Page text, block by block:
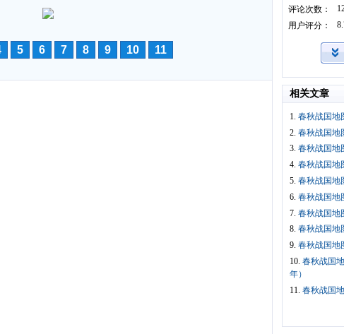
5 6 7 8 9 10 11
评论次数：
用户评分：
相关文章
1. 春秋战国地
2. 春秋战国地
3. 春秋战国地
4. 春秋战国地
5. 春秋战国地
6. 春秋战国地
7. 春秋战国地
8. 春秋战国地
9. 春秋战国地
10. 春秋战国
年）
11. 春秋战国